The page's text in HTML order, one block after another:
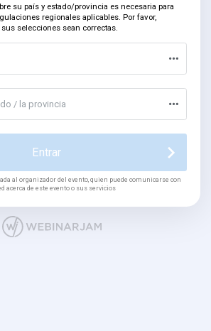
su país y estado/provincia es necesaria para
regionales aplicables. Por favor,
selecciones sean correctas.
/ la provincia
Entrar
al organizador del evento, quien puede comunicarse con
acerca de este evento o sus servicios